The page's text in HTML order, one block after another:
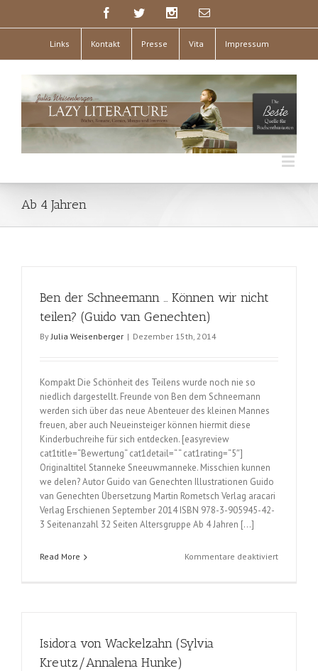
Links Kontakt Presse Vita Impressum
Ab 4 Jahren
Ben der Schneemann … Können wir nicht
teilen? (Guido van Genechten)
ByJulia Weisenberger | Dezember 15th, 2014
Kompakt Die Schönheit des Teilens wurde noch nie so
niedlich dargestellt. Freunde von Ben dem Schneemann
werden sich über das neue Abenteuer des kleinen Mannes
freuen, aber auch Neueinsteiger können hiermit diese
Kinderbuchreihe für sich entdecken. [easyreview
cat1title=“Bewertung“ cat1detail=“ “ cat1rating=“5″]
Originaltitel Stanneke Sneeuwmanneke. Misschien kunnen
we delen? Autor Guido van Genechten Illustrationen Guido
van Genechten Übersetzung Martin Rometsch Verlag aracari
Verlag Erschienen September 2014 ISBN 978-3-905945-42-
3 Seitenanzahl 32 Seiten Altersgruppe Ab 4 Jahren […]
Read More Kommentare deaktiviertfür
Isidora von Wackelzahn (Sylvia
Kreutz/Annalena Hunke)